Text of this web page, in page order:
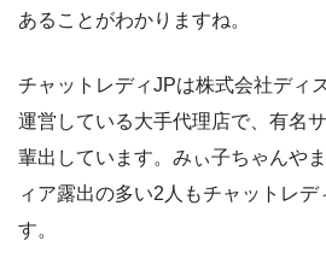
あることがわかりますね。
チャットレディJPは株式会社ディ
運営している大手代理店で、有名
輩出しています。みぃ子ちゃんや
ィア露出の多い2人もチャットレデ
す。